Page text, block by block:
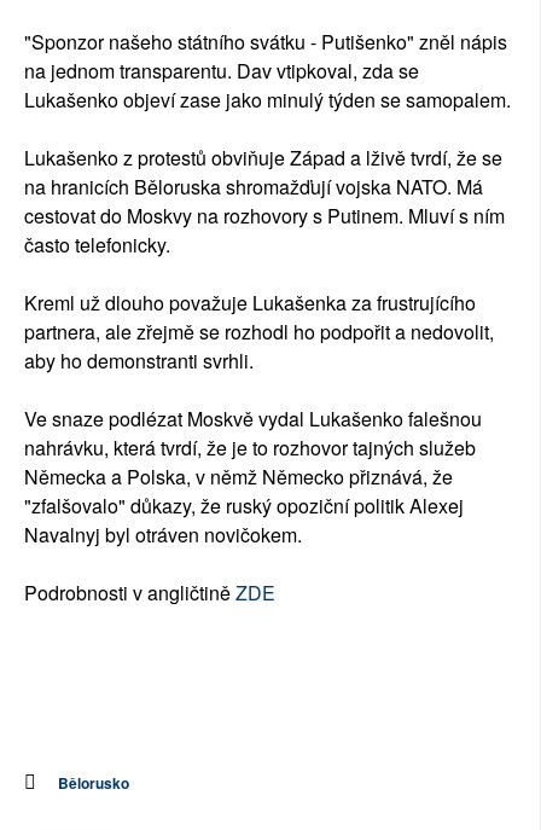
"Sponzor našeho státního svátku - Putišenko" zněl nápis
na jednom transparentu. Dav vtipkoval, zda se
Lukašenko objeví zase jako minulý týden se samopalem.
Lukašenko z protestů obviňuje Západ a lživě tvrdí, že se
na hranicích Běloruska shromažďují vojska NATO. Má
cestovat do Moskvy na rozhovory s Putinem. Mluví s ním
často telefonicky.
Kreml už dlouho považuje Lukašenka za frustrujícího
partnera, ale zřejmě se rozhodl ho podpořit a nedovolit,
aby ho demonstranti svrhli.
Ve snaze podlézat Moskvě vydal Lukašenko falešnou
nahrávku, která tvrdí, že je to rozhovor tajných služeb
Německa a Polska, v němž Německo přiznává, že
"zfalšovalo" důkazy, že ruský opoziční politik Alexej
Navalnyj byl otráven novičokem.
Podrobnosti v angličtiněZDE
Bělorusko